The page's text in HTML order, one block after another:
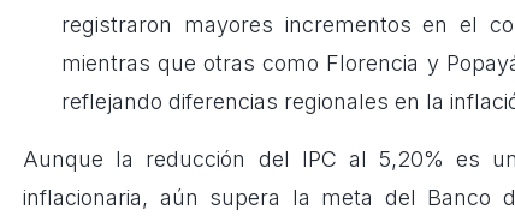
registraron mayores incrementos en el
mientras que otras como Florencia y
reflejando diferencias regionales en la
Aunque la reducción del IPC al 5,20% es
inflacionaria, aún supera la meta del Banco